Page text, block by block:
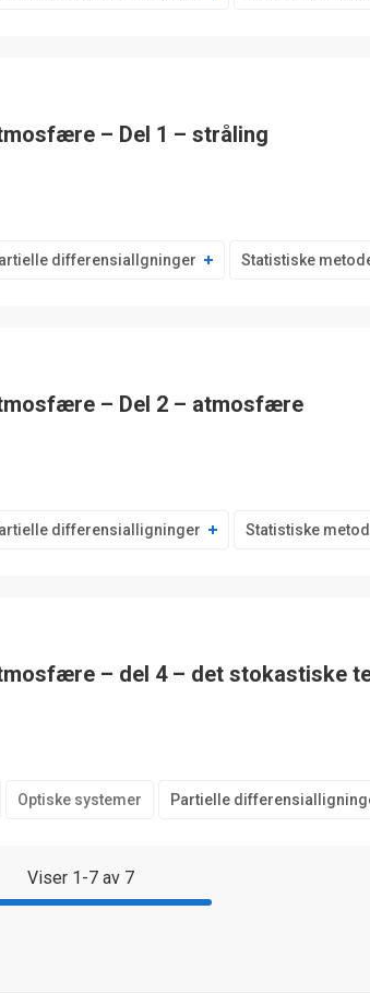
– Del 1 – stråling
differensiallgninger Statistiske
– Del 2 – atmosfære
differensialligninger Statistiske
– del 4 – det stokastiske
Optiske systemer Partielle
Viser 1-7 av 7